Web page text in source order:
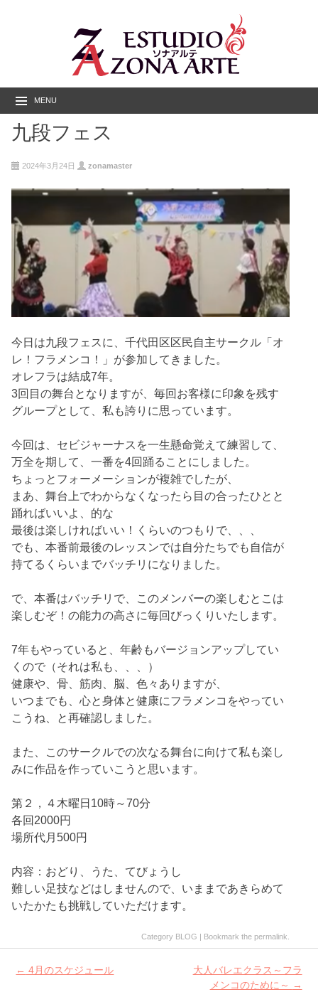
MENU
九段フェス
2024年3月24日 zonamaster
今日は九段フェスに、千代田区区民自主サークル「オ
レ！フラメンコ！」が参加してきました。
オレフラは結成7年。
3回目の舞台となりますが、毎回お客様に印象を残す
グループとして、私も誇りに思っています。
今回は、セビジャーナスを一生懸命覚えて練習して、
万全を期して、一番を4回踊ることにしました。
ちょっとフォーメーションが複雑でしたが、
まあ、舞台上でわからなくなったら目の合ったひとと
踊ればいいよ、的な
最後は楽しければいい！くらいのつもりで、、、
でも、本番前最後のレッスンでは自分たちでも自信が
持てるくらいまでバッチリになりました。
で、本番はバッチリで、このメンバーの楽しむとこは
楽しむぞ！の能力の高さに毎回びっくりいたします。
7年もやっていると、年齢もバージョンアップしてい
くので（それは私も、、、）
健康や、骨、筋肉、脳、色々ありますが、
いつまでも、心と身体と健康にフラメンコをやってい
こうね、と再確認しました。
また、このサークルでの次なる舞台に向けて私も楽し
みに作品を作っていこうと思います。
第２，４木曜日10時～70分
各回2000円
場所代月500円
内容：おどり、うた、てびょうし
難しい足技などはしませんので、いままであきらめて
いたかたも挑戦していただけます。
Category BLOG | Bookmark the permalink
Post
← 4月のスケジュール
大人バレエクラス～フラ
メンコのために～
→